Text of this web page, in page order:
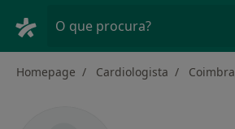
O que procura?
Homepage Cardiologista Coimbra